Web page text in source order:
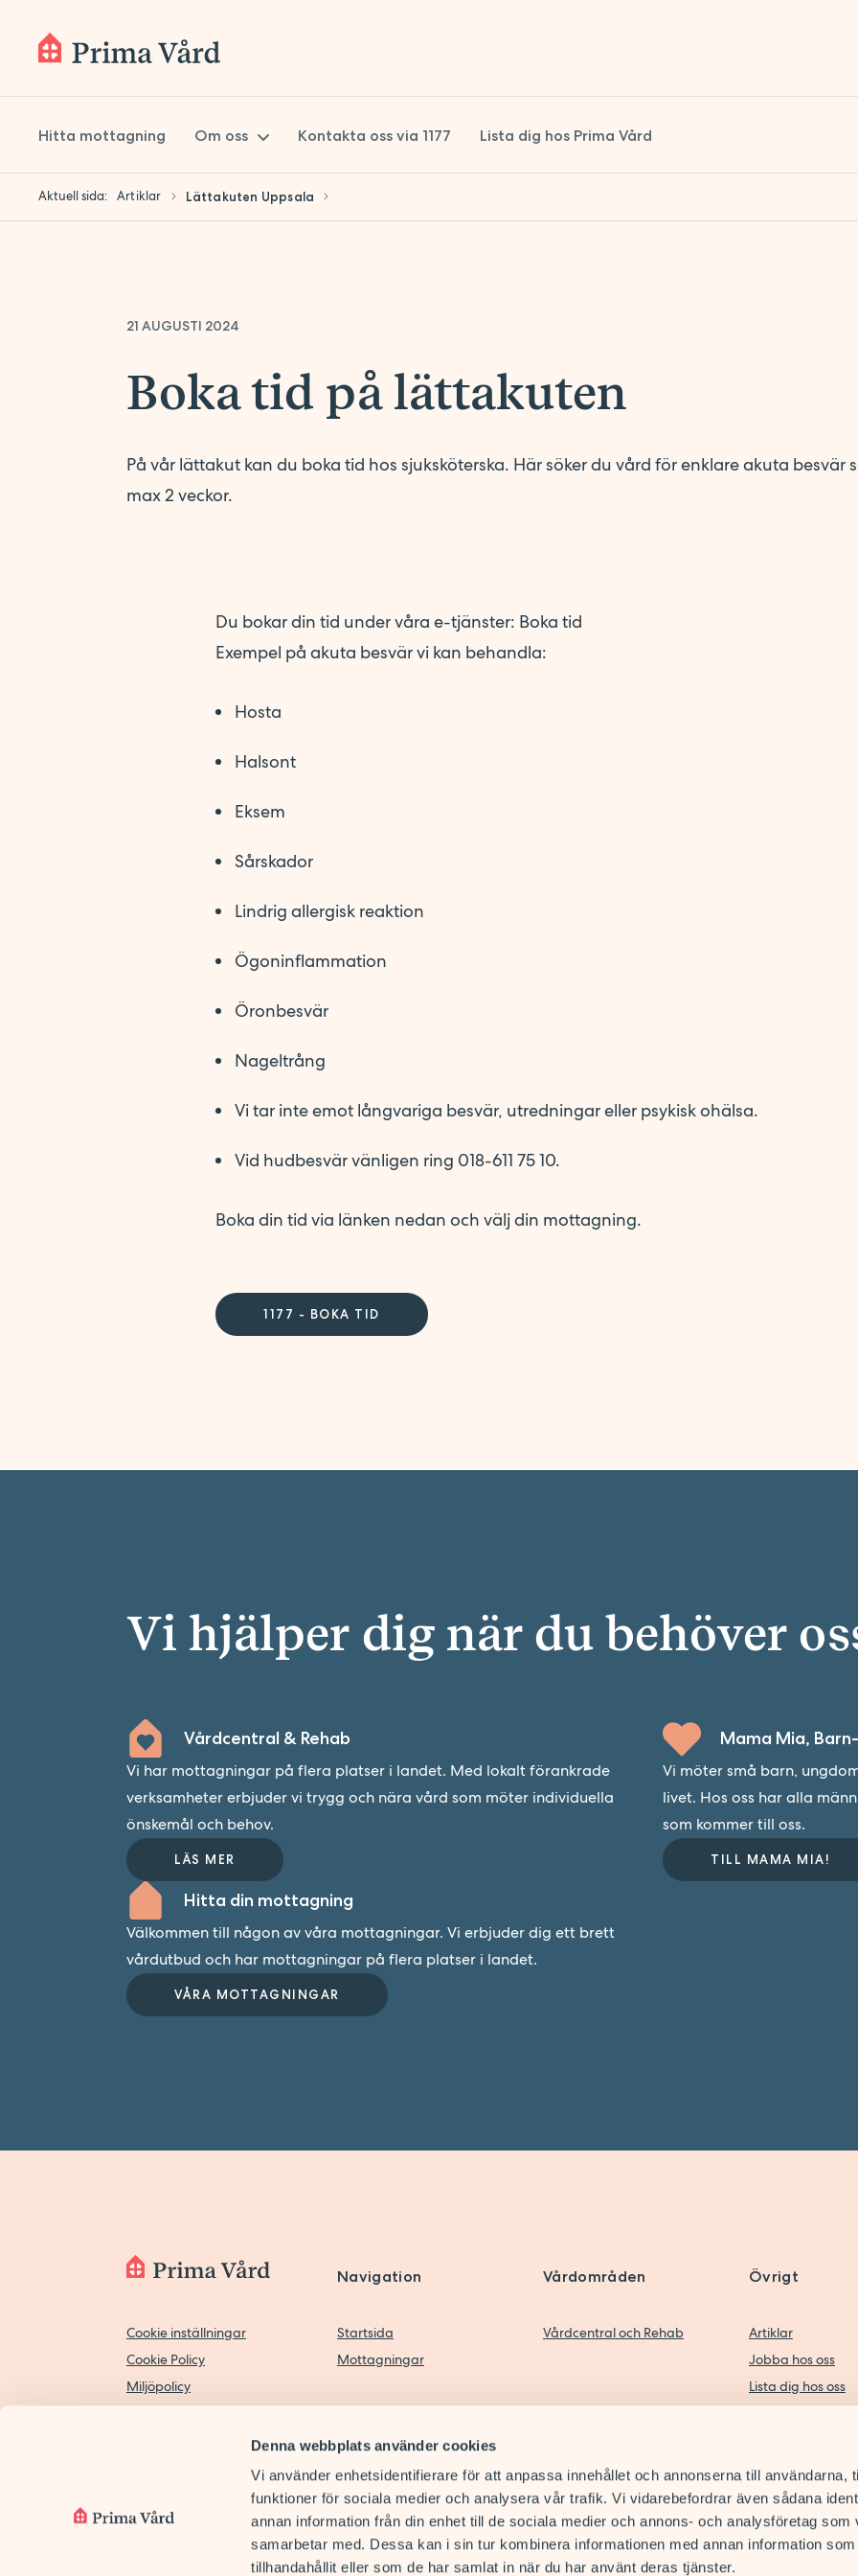
Denna webbplats använder cookies
Vi använder enhetsidentifierare för att anpassa innehållet och annonserna till användarna,
funktioner för sociala medier och analysera vår trafik. Vi vidarebefordrar även sådana
annan information från din enhet till de sociala medier och annons- och analysföretag som
samarbetar med. Dessa kan i sin tur kombinera informationen med annan information
tillhandahållit eller som de har samlat in när du har använt deras tjänster.
Hitta mottagning Om oss
Om Prima Vård
Kvalitetsarbete
Lokaler
Kontakt
Synpunkter på vården
Kontakta oss via 1177 Lista dig hos Prima Vård
Aktuell sida: Artiklar Lättakuten Uppsala
21 AUGUSTI 2024
Boka tid på lättakuten
På vår lättakut kan du boka tid hos sjuksköterska. Här söker du vård för enklare akuta besvär
max 2 veckor.
Du bokar din tid under våra e-tjänster: Boka tid
Exempel på akuta besvär vi kan behandla:
Hosta
Halsont
Eksem
Sårskador
Lindrig allergisk reaktion
Ögoninflammation
Öronbesvär
Nageltrång
Vi tar inte emot långvariga besvär, utredningar eller psykisk ohälsa.
Vid hudbesvär vänligen ring 018-611 75 10.
Boka din tid via länken nedan och välj din mottagning.
1177 - BOKA TID
Vi hjälper dig när du behöver
Vårdcentral & Rehab
Vi har mottagningar på flera platser i landet. Med lokalt förankrade
verksamheter erbjuder vi trygg och nära vård som möter individuella
önskemål och behov.
LÄS MER
Hitta din mottagning
Välkommen till någon av våra mottagningar. Vi erbjuder dig ett brett
vårdutbud och har mottagningar på flera platser i landet.
VÅRA MOTTAGNINGAR
Mama Mia,
Vi möter små barn,
livet. Hos oss har alla
som kommer till oss.
TILL MAMA MIA!
Cookie inställningar
Cookie Policy
Miljöpolicy
Personuppgiftspolicy
Navigation
Startsida
Mottagningar
Vårdområden
Vårdcentral och Rehab
Övrigt
Artiklar
Jobba hos oss
Lista dig hos oss